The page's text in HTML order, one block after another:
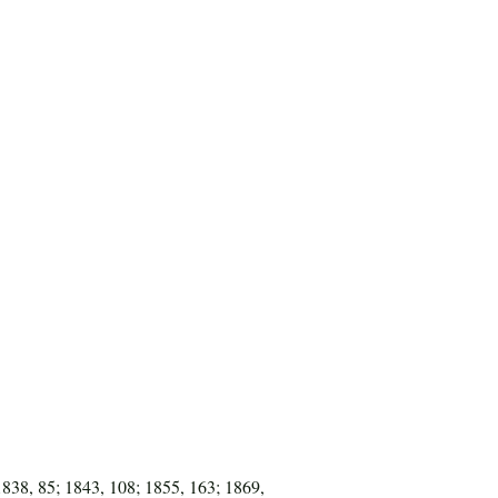
85; 1843, 108; 1855, 163; 1869,